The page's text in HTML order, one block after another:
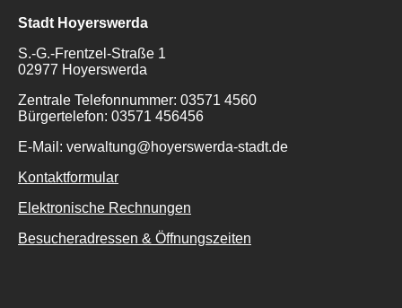
Stadt Hoyerswerda
S.-G.-Frentzel-Straße 1
02977 Hoyerswerda
Zentrale Telefonnummer: 03571 4560
Bürgertelefon: 03571 456456
E-Mail: verwaltung@hoyerswerda-stadt.de
Kontaktformular
Elektronische Rechnungen
Besucheradressen & Öffnungszeiten